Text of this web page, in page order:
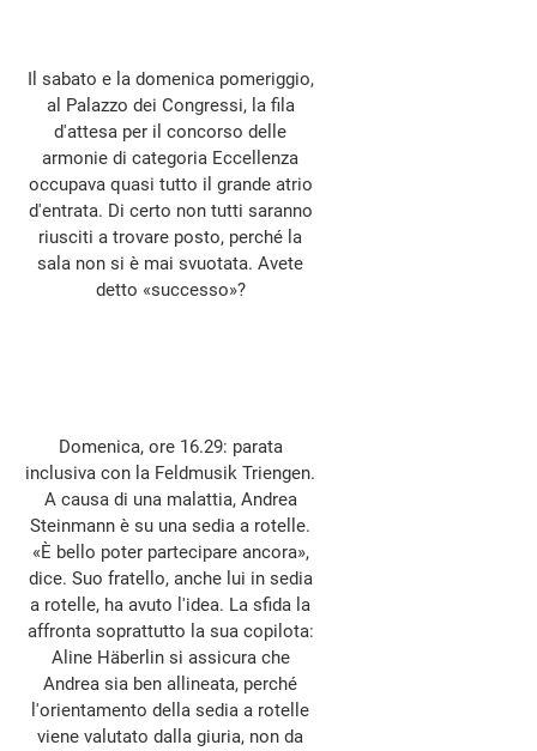
Il sabato e la domenica pomeriggio,
al Palazzo dei Congressi, la fila
d'attesa per il concorso delle
armonie di categoria Eccellenza
occupava quasi tutto il grande atrio
d'entrata. Di certo non tutti saranno
riusciti a trovare posto, perché la
sala non si è mai svuotata. Avete
detto «successo»?
Domenica, ore 16.29: parata
inclusiva con la Feldmusik Triengen.
A causa di una malattia, Andrea
Steinmann è su una sedia a rotelle.
«È bello poter partecipare ancora»,
dice. Suo fratello, anche lui in sedia
a rotelle, ha avuto l'idea. La sfida la
affronta soprattutto la sua copilota:
Aline Häberlin si assicura che
Andrea sia ben allineata, perché
l'orientamento della sedia a rotelle
viene valutato dalla giuria, non da